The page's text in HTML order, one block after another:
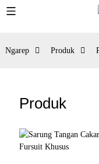
Ngarep Produk
Produk